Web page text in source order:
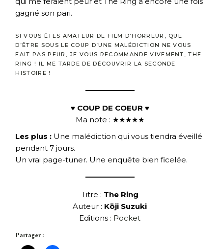
gagné son pari.
SI VOUS ÊTES AMATEUR DE FILM D’HORREUR, QUE
D’ÊTRE SOUS LE COUP D’UNE MALÉDICTION NE VOUS
FAIT PAS PEUR, JE VOUS RECOMMANDE VIVEMENT, THE
RING ! IL ME TARDE DE DÉCOUVRIR LA SECONDE
HISTOIRE !
♥ COUP DE COEUR ♥
Ma note : ★★★★★
Les plus : Une malédiction qui vous tiendra éveillé
pendant 7 jours.
Un vrai page-tuner. Une enquête bien ficelée.
Titre : The Ring
Auteur : Kōji Suzuki
Editions : Pocket
Partager :